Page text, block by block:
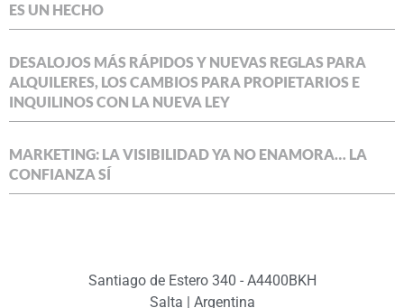
ES UN HECHO
DESALOJOS MÁS RÁPIDOS Y NUEVAS REGLAS PARA
ALQUILERES, LOS CAMBIOS PARA PROPIETARIOS E
INQUILINOS CON LA NUEVA LEY
MARKETING: LA VISIBILIDAD YA NO ENAMORA… LA
CONFIANZA SÍ
Santiago de Estero 340 - A4400BKH
Salta | Argentina